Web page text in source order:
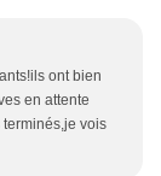
ont bien
en attente
vois